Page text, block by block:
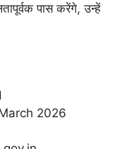
पास करेंगे, उन्हें
2026